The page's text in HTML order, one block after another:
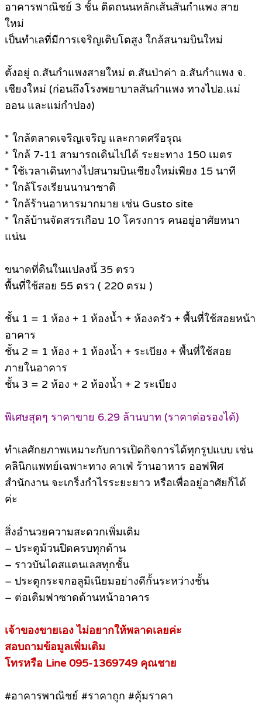
อาคารพาณิชย์ 3 ชั้น ติดถนนหลักเส้นสันกำแพง สาย
ใหม่
เป็นทำเลที่มีการเจริญเติบโตสูง ใกล้สนามบินใหม่
ตั้งอยู่ ถ.สันกำแพงสายใหม่ ต.สันป่าค่า อ.สันกำแพง จ.
เชียงใหม่ (ก่อนถึงโรงพยาบาลสันกำแพง ทางไปอ.แม่
ออน และแม่กำปอง)
* ใกล้ตลาดเจริญเจริญ และกาดศรีอรุณ
* ใกล้ 7-11 สามารถเดินไปได้ ระยะทาง 150 เมตร
* ใช้เวลาเดินทางไปสนามบินเชียงใหม่เพียง 15 นาที
* ใกล้โรงเรียนนานาชาติ
* ใกล้ร้านอาหารมากมาย เช่น Gusto site
* ใกล้บ้านจัดสรรเกือบ 10 โครงการ คนอยู่อาศัยหนา
แน่น
ขนาดที่ดินในแปลงนี้ 35 ตรว
พื้นที่ใช้สอย 55 ตรว ( 220 ตรม )
ชั้น 1 = 1 ห้อง + 1 ห้องน้ำ + ห้องครัว + พื้นที่ใช้สอยหน้า
อาคาร
ชั้น 2 = 1 ห้อง + 1 ห้องน้ำ + ระเบียง + พื้นที่ใช้สอย
ภายในอาคาร
ชั้น 3 = 2 ห้อง + 2 ห้องน้ำ + 2 ระเบียง
พิเศษสุดๆ ราคาขาย 6.29 ล้านบาท (ราคาต่อรองได้)
ทำเลศักยภาพเหมาะกับการเปิดกิจการได้ทุกรูปแบบ เช่น
คลินิกแพทย์เฉพาะทาง คาเฟ่ ร้านอาหาร ออฟฟิศ
สำนักงาน จะเกร็งกำไรระยะยาว หรือเพื่ออยู่อาศัยก็ได้
ค่ะ
สิ่งอำนวยความสะดวกเพิ่มเติม
– ประตูม้วนปิดครบทุกด้าน
– ราวบันไดสแตนเลสทุกชั้น
– ประตูกระจกอลูมิเนียมอย่างดีกั้นระหว่างชั้น
– ต่อเติมฟาซาดด้านหน้าอาคาร
เจ้าของขายเอง ไม่อยากให้พลาดเลยค่ะ
สอบถามข้อมูลเพิ่มเติม
โทรหรือ Line 095-1369749 คุณชาย
#อาคารพาณิชย์ #ราคาถูก #คุ้มราคา